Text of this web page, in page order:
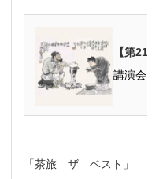
【第21
「茶旅 ザ ベスト」